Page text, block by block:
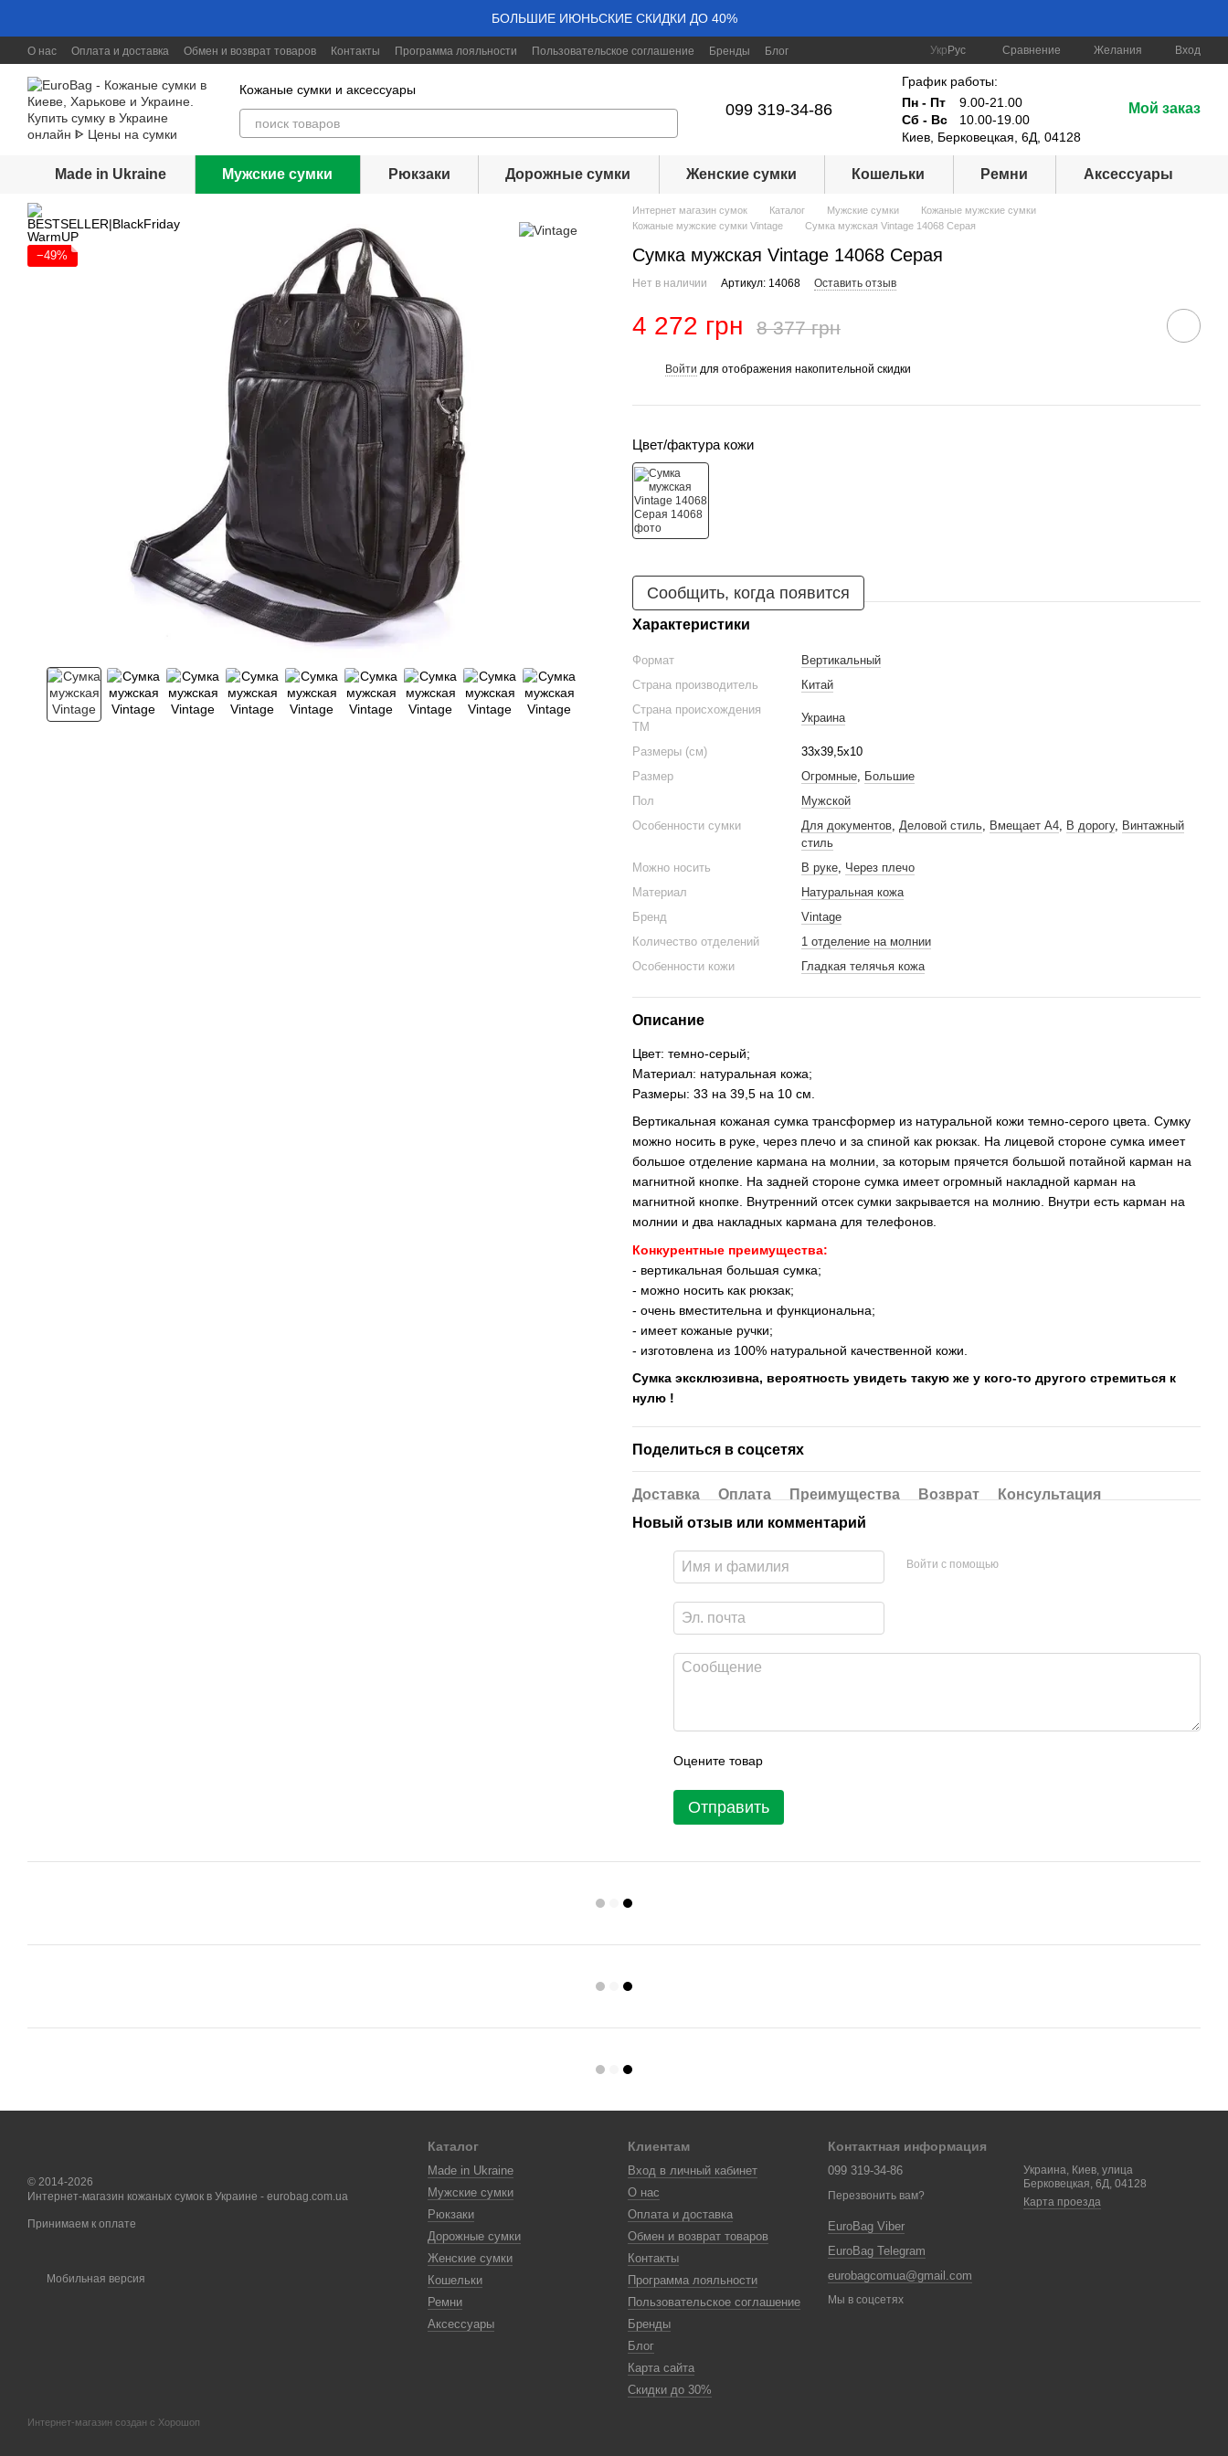
БОЛЬШИЕ ИЮНЬСКИЕ СКИДКИ ДО 40%
О нас Оплата и доставка Обмен и возврат товаров Контакты Программа лояльности Пользовательское соглашение Бренды
Блог
Укр Рус Сравнение Желания Вход
Кожаные сумки и аксессуары
099 319-34-86
График работы:
Пн - Пт
9.00-21.00
Сб - Вс
10.00-19.00
Киев, Берковецкая, 6Д, 04128
Мой заказ
Made in Ukraine Мужские сумки Рюкзаки Дорожные сумки Женские сумки Кошельки Ремни Аксессуары
−49%
Интернет магазин сумок Каталог Мужские сумки
Кожаные мужские сумки
Кожаные мужские сумки Vintage
Сумка мужская Vintage 14068 Серая
Сумка мужская Vintage 14068 Серая
Нет в наличии Артикул: 14068 Оставить отзыв
4 272 грн 8 377 грн
Войти для отображения накопительной скидки
Цвет/фактура кожи
Сообщить, когда появится
Характеристики
Формат
Вертикальный
Страна производитель
Китай
Страна происхождения
ТМ
Украина
Размеры (см)
33х39,5х10
Размер
Огромные, Большие
Пол
Мужской
Особенности сумки
Для документов, Деловой стиль, Вмещает А4, В дорогу, Винтажный
стиль
Можно носить
В руке, Через плечо
Материал
Натуральная кожа
Бренд
Vintage
Количество отделений
1 отделение на молнии
Особенности кожи
Гладкая телячья кожа
Описание
Цвет: темно-серый;
Материал: натуральная кожа;
Размеры: 33 на 39,5 на 10 см.
Вертикальная кожаная сумка трансформер из натуральной кожи темно-серого цвета. Сумку
можно носить в руке, через плечо и за спиной как рюкзак. На лицевой стороне сумка имеет
большое отделение кармана на молнии, за которым прячется большой потайной карман на
магнитной кнопке. На задней стороне сумка имеет огромный накладной карман на
магнитной кнопке. Внутренний отсек сумки закрывается на молнию. Внутри есть карман на
молнии и два накладных кармана для телефонов.
Конкурентные преимущества:
- вертикальная большая сумка;
- можно носить как рюкзак;
- очень вместительна и функциональна;
- имеет кожаные ручки;
- изготовлена из 100% натуральной качественной кожи.
Сумка эксклюзивна, вероятность увидеть такую же у кого-то другого стремиться к
нулю !
Поделиться в соцсетях
Доставка Оплата Преимущества Возврат
Консультация
Новый отзыв или комментарий
Войти с помощью
Оцените товар
Отправить
© 2014-2026
Интернет-магазин кожаных сумок в Украине - eurobag.com.ua
Принимаем к оплате
Мобильная версия
Интернет-магазин создан с Хорошоп
Каталог
Made in Ukraine
Мужские сумки
Рюкзаки
Дорожные сумки
Женские сумки
Кошельки
Ремни
Аксессуары
Клиентам
Вход в личный кабинет
О нас
Оплата и доставка
Обмен и возврат товаров
Контакты
Программа лояльности
Пользовательское соглашение
Бренды
Блог
Карта сайта
Скидки до 30%
Контактная информация
099 319-34-86
Перезвонить вам?
EuroBag Viber
EuroBag Telegram
eurobagcomua@gmail.com
Украина, Киев, улица
Берковецкая, 6Д, 04128
Карта проезда
Мы в соцсетях